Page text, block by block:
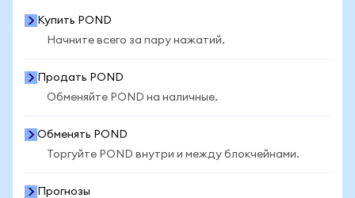
Купить POND
Начните всего за пару нажатий.
Продать POND
Обменяйте POND на наличные.
Обменять POND
Торгуйте POND внутри и между блокчейнами.
Прогнозы